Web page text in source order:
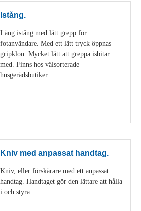
Istång.
Lång istång med lätt grepp för
fotanvändare. Med ett lätt tryck öppnas
gripklon. Mycket lätt att greppa isbitar
med. Finns hos välsorterade
husgerådsbutiker.
Kniv med anpassat handtag.
Kniv, eller förskärare med ett anpassat
handtag. Handtaget gör den lättare att hålla
i och styra.